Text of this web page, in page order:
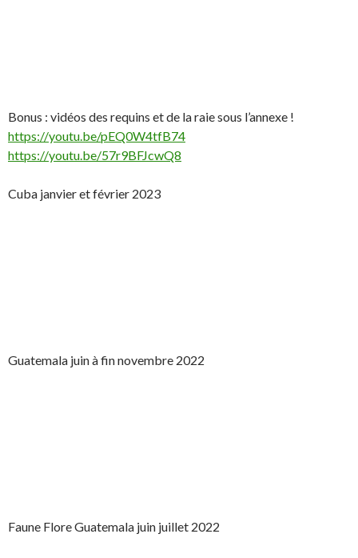
Bonus : vidéos des requins et de la raie sous l’annexe !
https://youtu.be/pEQ0W4tfB74
https://youtu.be/57r9BFJcwQ8
Cuba janvier et février 2023
Guatemala juin à fin novembre 2022
Faune Flore Guatemala juin juillet 2022